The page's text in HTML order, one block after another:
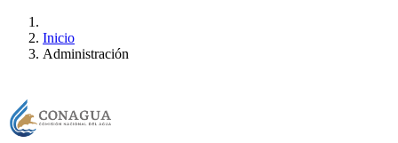
Inicio
Administración